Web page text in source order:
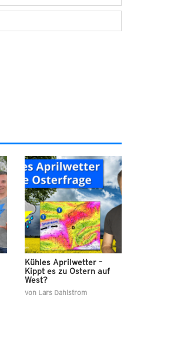
Kühles Aprilwetter –
Kippt es zu Ostern auf
West?
von Lars Dahlstrom